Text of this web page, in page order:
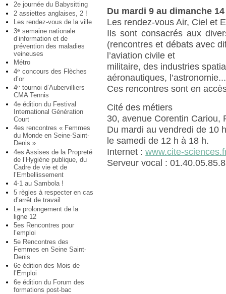
2e journée du Babysitting
2 assiettes anglaises, 2 !
Les rendez-vous de la ville
3e semaine nationale
d’information et de
prévention des maladies
veineuses
Métro
4e concours des Flèches
d’or
4e tournoi d’Aubervilliers
CMA Tennis
4e édition du Festival
International Génération
Court
4es rencontres « Femmes
du Monde en Seine-Saint-
Denis »
4es Assises de la Propreté
de l’Hygiène publique, du
Cadre de vie et de
l’Embellissement
4-1 au Sambola !
5 règles à respecter en cas
d’arrêt de travail
Le prolongement de la
ligne 12
5es Rencontres pour
l’emploi
5e Rencontres des
Femmes en Seine Saint-
Denis
6e édition des Mois de
l’Emploi
6e édition du Forum des
formations post-bac
Du mardi 9 au dimanche
Les rendez-vous Air, Ciel et
Ils sont consacrés aux
(rencontres et débats avec
l’aviation civile et
militaire, des industries
aéronautiques,
Ces rencontres sont en
Cité des métiers
30, avenue Corentin Cariou,
Du mardi au vendredi de 10
le samedi de 12 h à 18 h.
Internet :www.cite-
Serveur vocal :